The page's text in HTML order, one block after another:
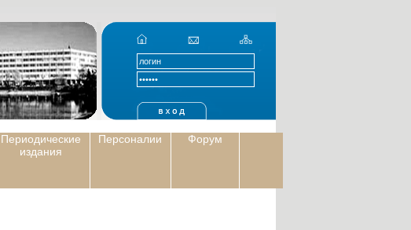
Периодические
издания
Персоналии Форум